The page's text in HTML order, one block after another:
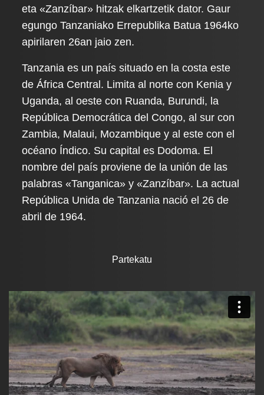
eta «Zanzíbar» hitzak elkartzetik dator. Gaur
egungo Tanzaniako Errepublika Batua 1964ko
apirilaren 26an jaio zen.
Tanzania es un país situado en la costa este
de África Central. Limita al norte con Kenia y
Uganda, al oeste con Ruanda, Burundi, la
República Democrática del Congo, al sur con
Zambia, Malaui, Mozambique y al este con el
océano Índico. Su capital es Dodoma. El
nombre del país proviene de la unión de las
palabras «Tanganica» y «Zanzíbar». La actual
República Unida de Tanzania nació el 26 de
abril de 1964.
Partekatu